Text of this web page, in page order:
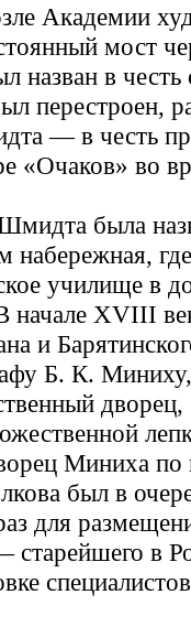
Академии
мост
назван в
перестроен,
— в честь
«Очаков» во
была
набережная,
училище в
начале XVIII
и
Б. К.
дворец,
Миниха по
был в
для
старейшего в